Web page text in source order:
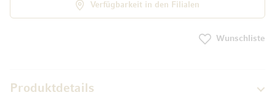
Verfügbarkeit in den Filialen
Wunschliste
Produktdetails